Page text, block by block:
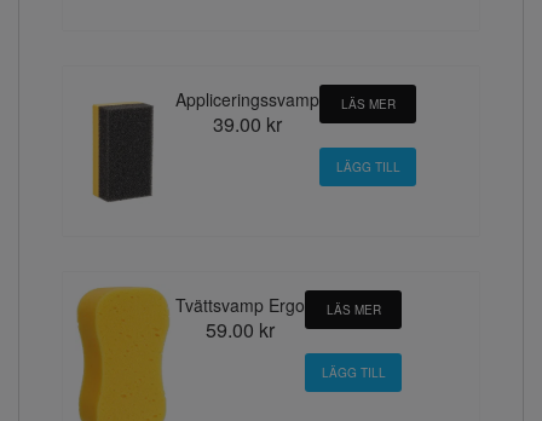
Appliceringssvamp
39.00 kr
LÄS MER
Tvättsvamp Ergo
59.00 kr
LÄS MER